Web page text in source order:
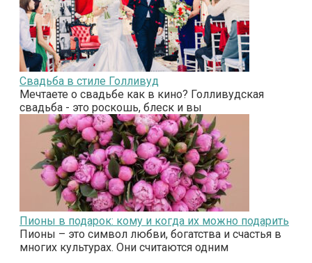
Свадьба в стиле Голливуд
Мечтаете о свадьбе как в кино? Голливудская
свадьба - это роскошь, блеск и вы
Пионы в подарок: кому и когда их можно подарить
Пионы – это символ любви, богатства и счастья в
многих культурах. Они считаются одним